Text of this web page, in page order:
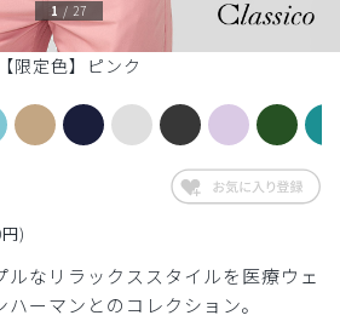
【限定色】ピンク
1 / 27
)
ルなリラックススタイルを医療ウェ
ーマンとのコレクション。